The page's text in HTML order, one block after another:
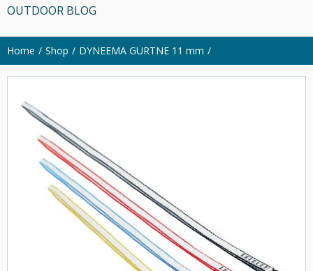
OUTDOOR BLOG
Home Shop DYNEEMA GURTNE 11 mm